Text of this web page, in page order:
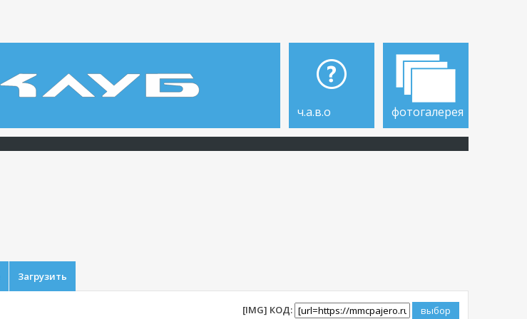
ч.а.в.о фотогалерея
Загрузить
[IMG] КОД: